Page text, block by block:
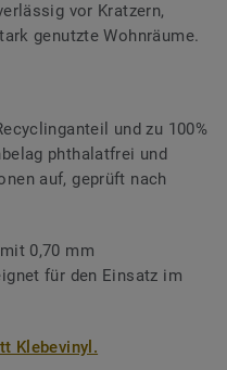
vor Kratzern,
genutzte Wohnräume.
und zu 100%
phthalatfrei und
auf, geprüft nach
0,70 mm
für den Einsatz im
Klebevinyl.